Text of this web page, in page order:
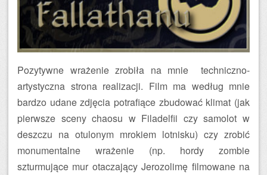
Pozytywne wrażenie zrobiła na mnie techniczno-
artystyczna strona realizacji. Film ma według mnie
bardzo udane zdjęcia potrafiące zbudować klimat (jak
pierwsze sceny chaosu w Filadelfii czy samolot w
deszczu na otulonym mrokiem lotnisku) czy zrobić
monumentalne wrażenie (np. hordy zombie
szturmujące mur otaczający Jerozolimę filmowane na